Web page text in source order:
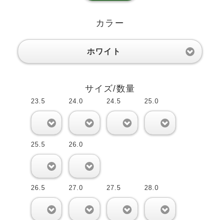
カラー
ホワイト
サイズ/数量
23.5 24.0 24.5 25.0
25.5 26.0
26.5 27.0 27.5 28.0